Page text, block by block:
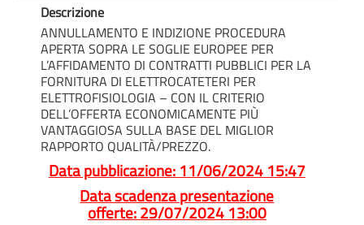
Descrizione
ANNULLAMENTO E INDIZIONE PROCEDURA
APERTA SOPRA LE SOGLIE EUROPEE PER
L’AFFIDAMENTO DI CONTRATTI PUBBLICI PER LA
FORNITURA DI ELETTROCATETERI PER
ELETTROFISIOLOGIA – CON IL CRITERIO
DELL’OFFERTA ECONOMICAMENTE PIÙ
VANTAGGIOSA SULLA BASE DEL MIGLIOR
RAPPORTO QUALITÀ/PREZZO.
Data pubblicazione: 11/06/2024 15:47
Data scadenza presentazione
offerte: 29/07/2024 13:00